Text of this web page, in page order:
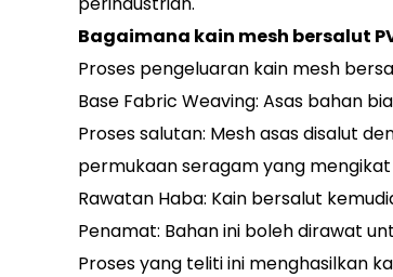
Bagaimana kain mesh bersalut
Proses pengeluaran kain mesh
Base Fabric Weaving: Asas bahan
Proses salutan: Mesh asas disalut
permukaan seragam yang
Rawatan Haba: Kain bersalut
Penamat: Bahan ini boleh dirawat
Proses yang teliti ini menghasilkan